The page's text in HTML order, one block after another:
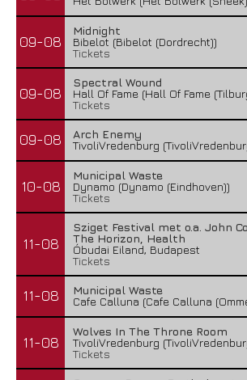
09-08
Midnight
Bibelot (Bibelot (Dordrecht))
Tickets
09-08
Spectral Wound
Hall Of Fame (Hall Of Fame
Tickets
09-08
Arch Enemy
TivoliVredenburg
10-08
Municipal Waste
Dynamo (Dynamo (Eindhoven))
Tickets
11-08
Sziget Festival met o.a. John
The Horizon, Health
Óbudai Eiland, Budapest
Tickets
11-08
Municipal Waste
Cafe Calluna (Cafe Calluna
11-08
Wolves In The Throne Room
TivoliVredenburg
Tickets